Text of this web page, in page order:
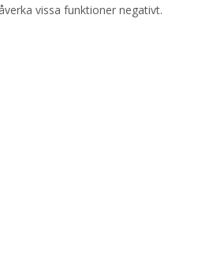
vissa funktioner negativt.